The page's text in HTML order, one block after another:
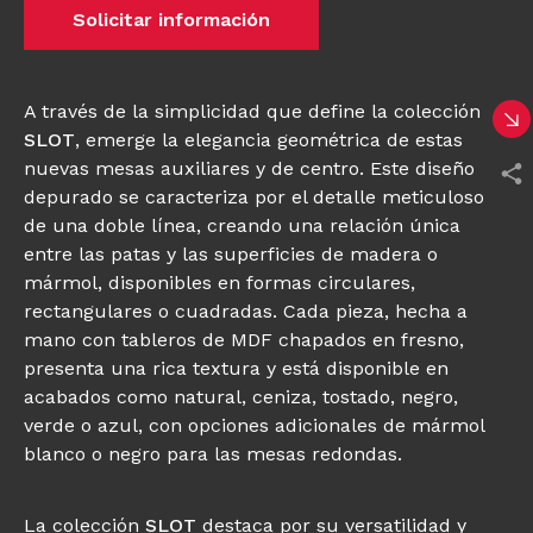
Solicitar información
A través de la simplicidad que define la colección
SLOT, emerge la elegancia geométrica de estas
nuevas mesas auxiliares y de centro. Este diseño
depurado se caracteriza por el detalle meticuloso
de una doble línea, creando una relación única
entre las patas y las superficies de madera o
mármol, disponibles en formas circulares,
rectangulares o cuadradas. Cada pieza, hecha a
mano con tableros de MDF chapados en fresno,
presenta una rica textura y está disponible en
acabados como natural, ceniza, tostado, negro,
verde o azul, con opciones adicionales de mármol
blanco o negro para las mesas redondas.
La colección SLOT destaca por su versatilidad y